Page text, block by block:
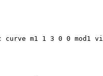
m1 1 3 0 0 mod1